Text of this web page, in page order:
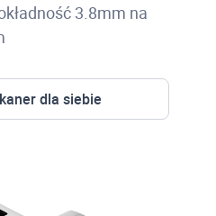
3.8mm na
dla siebie